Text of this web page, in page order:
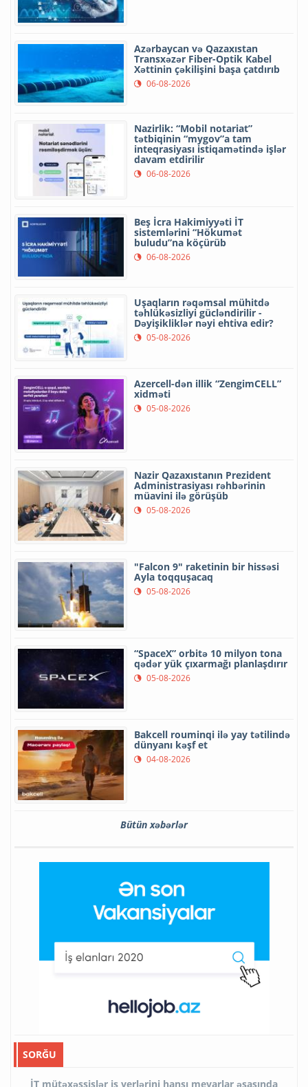
Azərbaycan və Qazaxıstan
Transxəzər Fiber-Optik Kabel
Xəttinin çəkilişini başa çatdırıb
06-08-2026
Nazirlik: “Mobil notariat”
tətbiqinin “mygov”a tam
inteqrasiyası istiqamətində işlər
davam etdirilir
06-08-2026
Beş İcra Hakimiyyəti İT
sistemlərini “Hökumət
buludu”na köçürüb
06-08-2026
Uşaqların rəqəmsal mühitdə
təhlükəsizliyi gücləndirilir -
Dəyişikliklər nəyi ehtiva edir?
05-08-2026
Azercell-dən illik “ZengimCELL”
xidməti
05-08-2026
Nazir Qazaxıstanın Prezident
Administrasiyası rəhbərinin
müavini ilə görüşüb
05-08-2026
"Falcon 9" raketinin bir hissəsi
Ayla toqquşacaq
05-08-2026
“SpaceX” orbitə 10 milyon tona
qədər yük çıxarmağı planlaşdırır
05-08-2026
Bakcell rouminqi ilə yay tətilində
dünyanı kəşf et
04-08-2026
Bütün xəbərlər
SORĞU
İT mütəxəssislər iş yerlərini hansı meyarlar əsasında